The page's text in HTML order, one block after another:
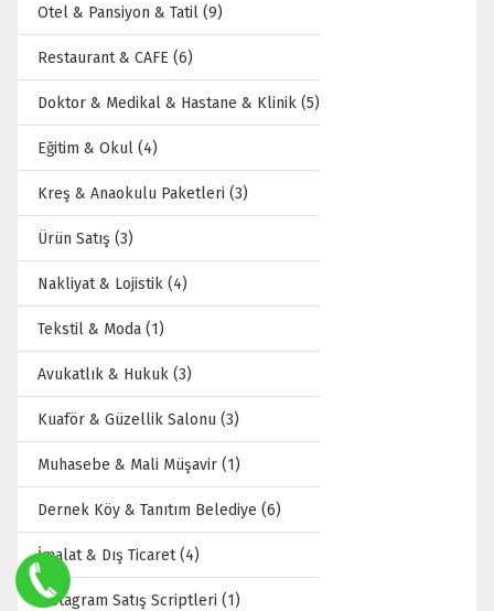
Otel & Pansiyon & Tatil (9)
Restaurant & CAFE (6)
Doktor & Medikal & Hastane & Klinik (5)
Eğitim & Okul (4)
Kreş & Anaokulu Paketleri (3)
Ürün Satış (3)
Nakliyat & Lojistik (4)
Tekstil & Moda (1)
Avukatlık & Hukuk (3)
Kuaför & Güzellik Salonu (3)
Muhasebe & Mali Müşavir (1)
Dernek Köy & Tanıtım Belediye (6)
İmalat & Dış Ticaret (4)
İnstagram Satış Scriptleri (1)